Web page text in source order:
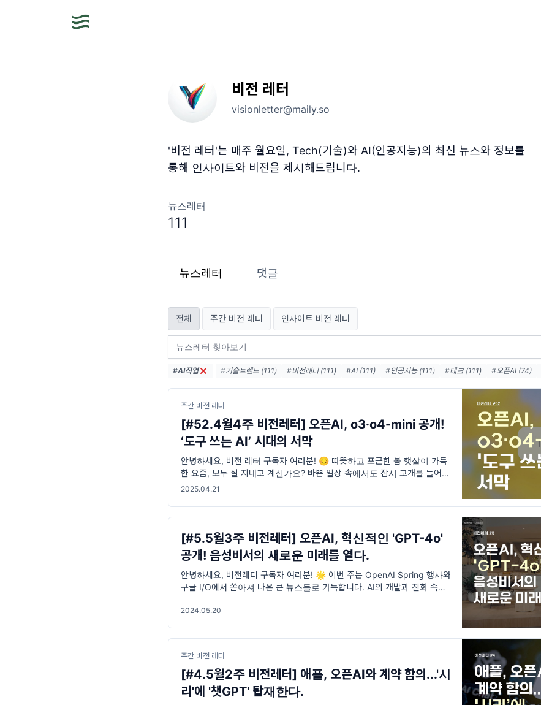
비전 레터
visionletter@maily.so
'비전 레터'는 매주 월요일, Tech(기술)와 AI(인공지능)의 최신 뉴스와 정보를
통해 인사이트와 비전을 제시해드립니다.
뉴스레터
111
뉴스레터 댓글
전체 주간 비전 레터 인사이트 비전 레터
#AI직업 #기술트렌드 (111) #비전레터 (111) #AI (111) #인공지능 (111) #테크 (111) #오픈AI (74)
#디지털전환 (31)
주간 비전 레터
[#52.4월4주 비전레터] 오픈AI, o3·o4-mini 공개!
‘도구 쓰는 AI’ 시대의 서막
안녕하세요, 비전 레터 구독자 여러분! 😊 따뜻하고 포근한 봄 햇살이 가득
한 요즘, 모두 잘 지내고 계신가요? 바쁜 일상 속에서도 잠시 고개를 들어 하
늘을 바라보면, 자연스럽게 계
2025.04.21
[#5.5월3주 비전레터] 오픈AI, 혁신적인 'GPT-4o'
공개! 음성비서의 새로운 미래를 열다.
안녕하세요, 비전레터 구독자 여러분! 🌟 이번 주는 OpenAI Spring 행사와
구글 I/O에서 쏟아져 나온 큰 뉴스들로 가득합니다. AI의 개발과 진화 속도
2024.05.20
주간 비전 레터
[#4.5월2주 비전레터] 애플, 오픈AI와 계약 합의...'시
리'에 '챗GPT' 탑재한다.